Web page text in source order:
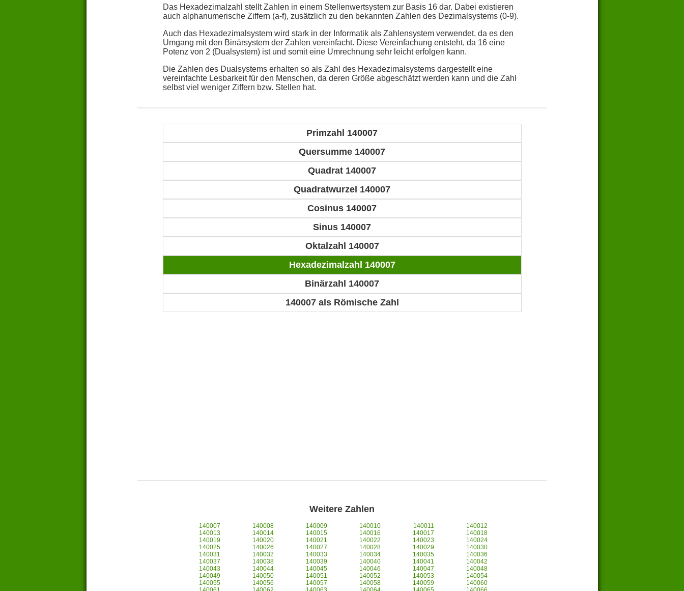
Das Hexadezimalzahl stellt Zahlen in einem Stellenwertsystem zur Basis 16 dar. Dabei existieren
auch alphanumerische Ziffern (a-f), zusätzlich zu den bekannten Zahlen des Dezimalsystems (0-9).
Auch das Hexadezimalsystem wird stark in der Informatik als Zahlensystem verwendet, da es den
Umgang mit den Binärsystem der Zahlen vereinfacht. Diese Vereinfachung entsteht, da 16 eine
Potenz von 2 (Dualsystem) ist und somit eine Umrechnung sehr leicht erfolgen kann.
Die Zahlen des Dualsystems erhalten so als Zahl des Hexadezimalsystems dargestellt eine
vereinfachte Lesbarkeit für den Menschen, da deren Größe abgeschätzt werden kann und die Zahl
selbst viel weniger Ziffern bzw. Stellen hat.
Primzahl 140007
Quersumme 140007
Quadrat 140007
Quadratwurzel 140007
Cosinus 140007
Sinus 140007
Oktalzahl 140007
Hexadezimalzahl 140007
Binärzahl 140007
140007 als Römische Zahl
Weitere Zahlen
140007 140008 140009 140010 140011
140012
140013
140014 140015 140016 140017
140018
140019
140020 140021 140022 140023
140024
140025
140026 140027 140028 140029
140030
140031
140032 140033 140034 140035
140036
140037
140038 140039 140040 140041
140042
140043
140044 140045 140046 140047
140048
140049
140050 140051 140052 140053
140054
140055
140056 140057 140058 140059
140060